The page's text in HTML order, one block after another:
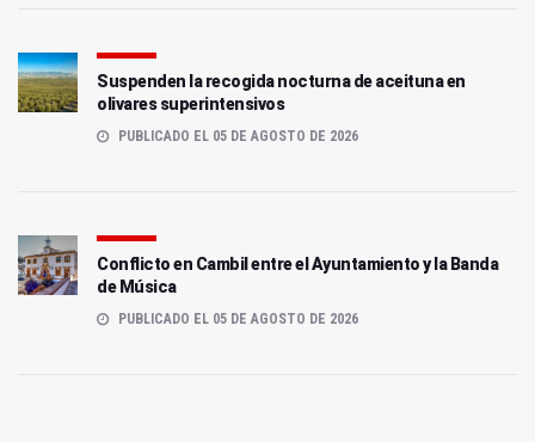
Suspenden la recogida nocturna de aceituna en
olivares superintensivos
PUBLICADO EL 05 DE AGOSTO DE 2026
Conflicto en Cambil entre el Ayuntamiento y la Banda
de Música
PUBLICADO EL 05 DE AGOSTO DE 2026